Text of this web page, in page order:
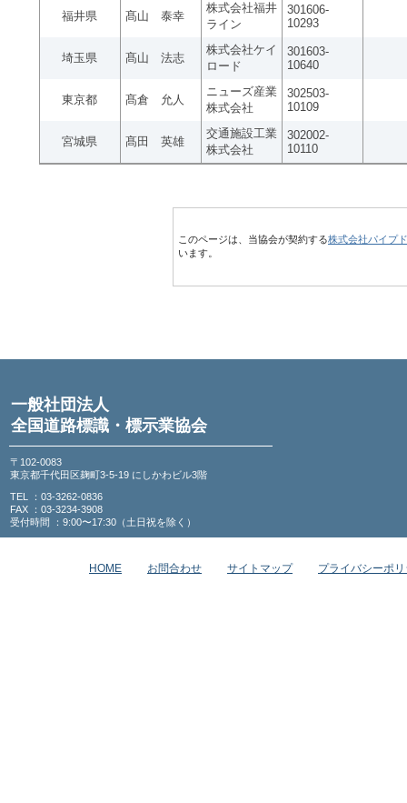
福井県 髙山 泰幸
株式会社福井
ライン
301606-
10293
埼玉県 髙山 法志
株式会社ケイ
ロード
301603-
10640
東京都 髙倉 允人
ニューズ産業
株式会社
302503-
10109
宮城県 髙田 英雄
交通施設工業
株式会社
302002-
10110
このページは、当協会が契約する株式会社パイプ
います。
一般社団法人
全国道路標識・標示業協会
〒102-0083
東京都千代田区麹町3-5-19 にしかわビル3階
TEL ：03-3262-0836
FAX ：03-3234-3908
受付時間 ：9:00〜17:30（土日祝を除く）
HOME お問合わせ サイトマップ プライバシーポ